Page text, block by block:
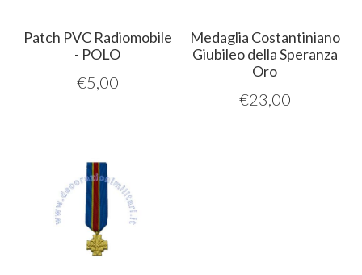
Patch PVC Radiomobile
- POLO
€5,00
Medaglia Costantiniano
Giubileo della Speranza
Oro
€23,00